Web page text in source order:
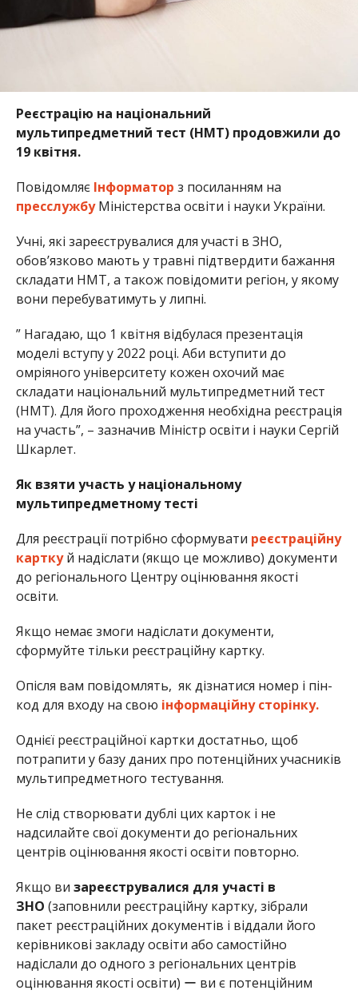
Реєстрацію на національний
мультипредметний тест (НМТ) продовжили до
19 квітня.
Повідомляє Інформатор з посиланням на
пресслужбуМіністерства освіти і науки України.
Учні, які зареєструвалися для участі в ЗНО,
обов’язково мають у травні підтвердити бажання
складати НМТ, а також повідомити регіон, у якому
вони перебуватимуть у липні.
” Нагадаю, що 1 квітня відбулася презентація
моделі вступу у 2022 році. Аби вступити до
омріяного університету кожен охочий має
складати національний мультипредметний тест
(НМТ). Для його проходження необхідна реєстрація
на участь”, – зазначив Міністр освіти і науки Сергій
Шкарлет.
Як взяти участь у національному
мультипредметному тесті
Для реєстрації потрібно сформувати реєстраційну
карткуй надіслати (якщо це можливо) документи
до регіонального Центру оцінювання якості
освіти.
Якщо немає змоги надіслати документи,
сформуйте тільки реєстраційну картку.
Опісля вам повідомлять, як дізнатися номер і пін-
код для входу на свою інформаційну сторінку.
Однієї реєстраційної картки достатньо, щоб
потрапити у базу даних про потенційних учасників
мультипредметного тестування.
Не слід створювати дублі цих карток і не
надсилайте свої документи до регіональних
центрів оцінювання якості освіти повторно.
Якщо ви зареєструвалися для участі в
ЗНО (заповнили реєстраційну картку, зібрали
пакет реєстраційних документів і віддали його
керівникові закладу освіти або самостійно
надіслали до одного з регіональних центрів
оцінювання якості освіти) ー ви є потенційним